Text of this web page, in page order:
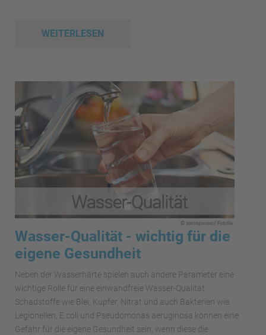
WEITERLESEN
Wasser-Qualität - wichtig für die
eigene Gesundheit
Neben der Wasserhärte spielen auch andere Parameter eine
wichtige Rolle für eine einwandfreie Wasser-Qualität.
Schadstoffe wie Blei, Kupfer, Nitrat und auch Bakterien wie
Legionellen, E.coli und Pseudomonas aeruginosa können eine
Gefahr für die eigene Gesundheit sein, wenn diese die